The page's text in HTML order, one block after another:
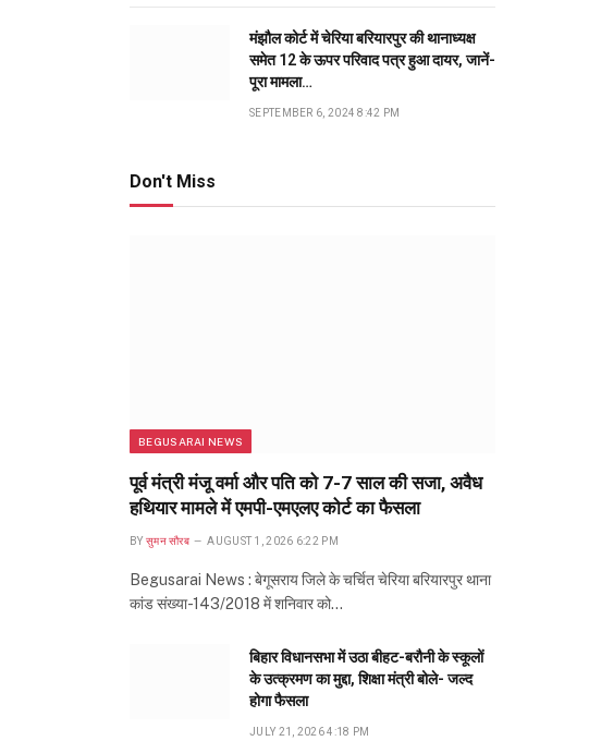
मंझौल कोर्ट में चेरिया बरियारपुर की थानाध्यक्ष
समेत 12 के ऊपर परिवाद पत्र हुआ दायर, जानें-
पूरा मामला…
SEPTEMBER 6, 2024 8:42 PM
Don't Miss
BEGUSARAI NEWS
पूर्व मंत्री मंजू वर्मा और पति को 7-7 साल की सजा, अवैध
हथियार मामले में एमपी-एमएलए कोर्ट का फैसला
BY सुमन सौरब AUGUST 1, 2026 6:22 PM
Begusarai News : बेगूसराय जिले के चर्चित चेरिया बरियारपुर थाना
कांड संख्या-143/2018 में शनिवार को…
बिहार विधानसभा में उठा बीहट-बरौनी के स्कूलों
के उत्क्रमण का मुद्दा, शिक्षा मंत्री बोले- जल्द
होगा फैसला
JULY 21, 2026 4:18 PM